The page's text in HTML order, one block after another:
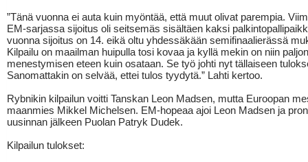
”Tänä vuonna ei auta kuin myöntää, että muut olivat parempia.
EM-sarjassa sijoitus oli seitsemäs sisältäen kaksi
vuonna sijoitus on 14. eikä oltu yhdessäkään semifinaalierässä
Kilpailu on maailman huipulla tosi kovaa ja kyllä mekin on niin
menestymisen eteen kuin osataan. Se työ johti nyt tällaiseen
Sanomattakin on selvää, ettei tulos tyydytä.” Lahti kertoo.
Rybnikin kilpailun voitti Tanskan Leon Madsen, mutta Euroopan
maanmies Mikkel Michelsen. EM-hopeaa ajoi Leon Madsen ja
uusinnan jälkeen Puolan Patryk Dudek.
Kilpailun tulokset: